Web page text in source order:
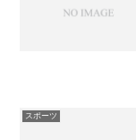
スポーツ